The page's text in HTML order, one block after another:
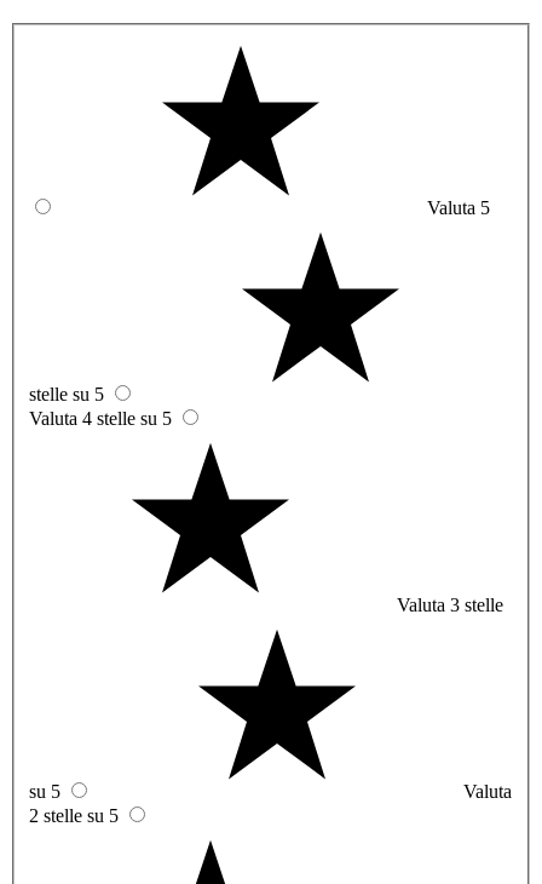
Valuta 5
stelle su 5
Valuta 4 stelle su 5
Valuta 3 stelle
su 5
Valuta
2 stelle su 5